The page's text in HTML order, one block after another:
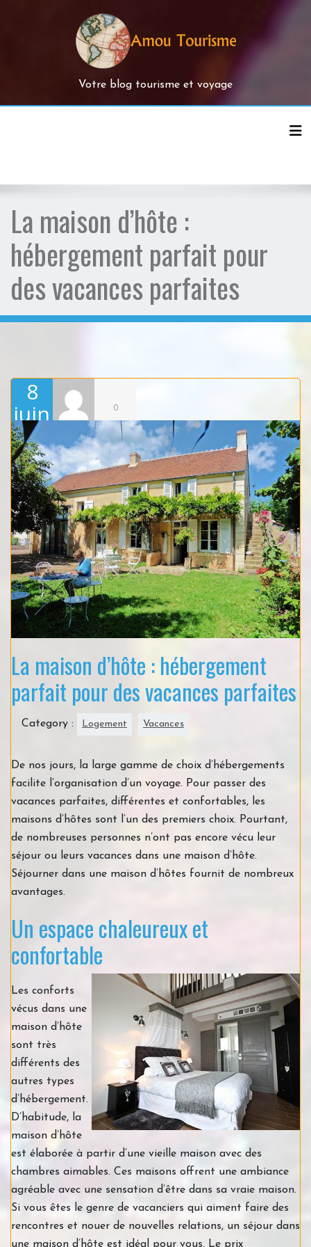
Votre blog tourisme et voyage
La maison d’hôte :
hébergement parfait pour
des vacances parfaites
8
juin
202
1
0
La maison d’hôte : hébergement
parfait pour des vacances parfaites
Category : Logement Vacances
De nos jours, la large gamme de choix d’hébergements
facilite l’organisation d’un voyage. Pour passer des
vacances parfaites, différentes et confortables, les
maisons d’hôtes sont l’un des premiers choix. Pourtant,
de nombreuses personnes n’ont pas encore vécu leur
séjour ou leurs vacances dans une maison d’hôte.
Séjourner dans une maison d’hôtes fournit de nombreux
avantages.
Un espace chaleureux et
confortable
Les conforts
vécus dans une
maison d’hôte
sont très
différents des
autres types
d’hébergement.
D’habitude, la
maison d’hôte
est élaborée à partir d’une vieille maison avec des
chambres aimables. Ces maisons offrent une ambiance
agréable avec une sensation d’être dans sa vraie maison.
Si vous êtes le genre de vacanciers qui aiment faire des
rencontres et nouer de nouvelles relations, un séjour dans
une maison d’hôte est idéal pour vous. Le prix